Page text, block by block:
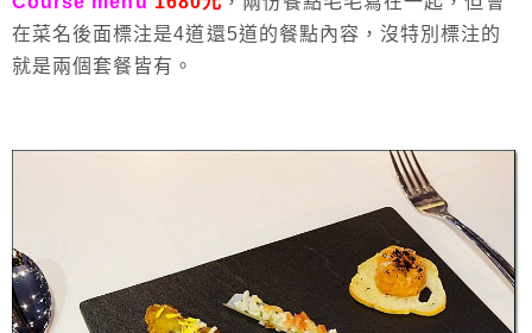
在菜名後面標注是4道還5道的餐點內容，沒特別標注的
就是兩個套餐皆有。